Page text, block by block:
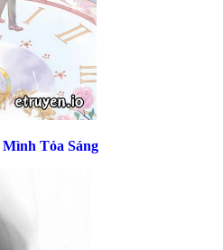
Tỏa Sáng